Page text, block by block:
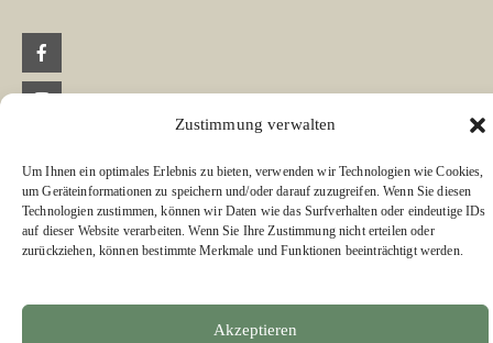
Zustimmung verwalten
Um Ihnen ein optimales Erlebnis zu bieten, verwenden wir Technologien wie Cookies,
um Geräteinformationen zu speichern und/oder darauf zuzugreifen. Wenn Sie diesen
Technologien zustimmen, können wir Daten wie das Surfverhalten oder eindeutige IDs
auf dieser Website verarbeiten. Wenn Sie Ihre Zustimmung nicht erteilen oder
zurückziehen, können bestimmte Merkmale und Funktionen beeinträchtigt werden.
Akzeptieren
Links zu unseren Partnerverlagen
Edition Bärenklau
BÄRENKLAU EXKLUSIV